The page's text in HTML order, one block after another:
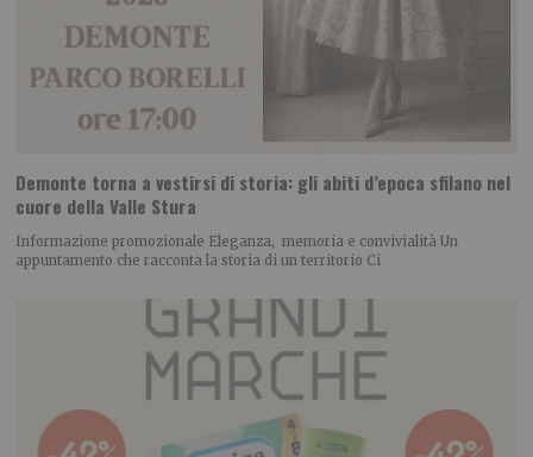
Demonte torna a vestirsi di storia: gli abiti d’epoca sfilano nel
cuore della Valle Stura
Informazione promozionale Eleganza, memoria e convivialità Un
appuntamento che racconta la storia di un territorio Ci